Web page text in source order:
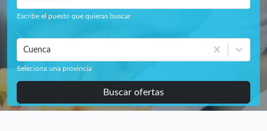
Escribe el puesto que quieras buscar
Cuenca
Seleciona una provincia
Buscar ofertas